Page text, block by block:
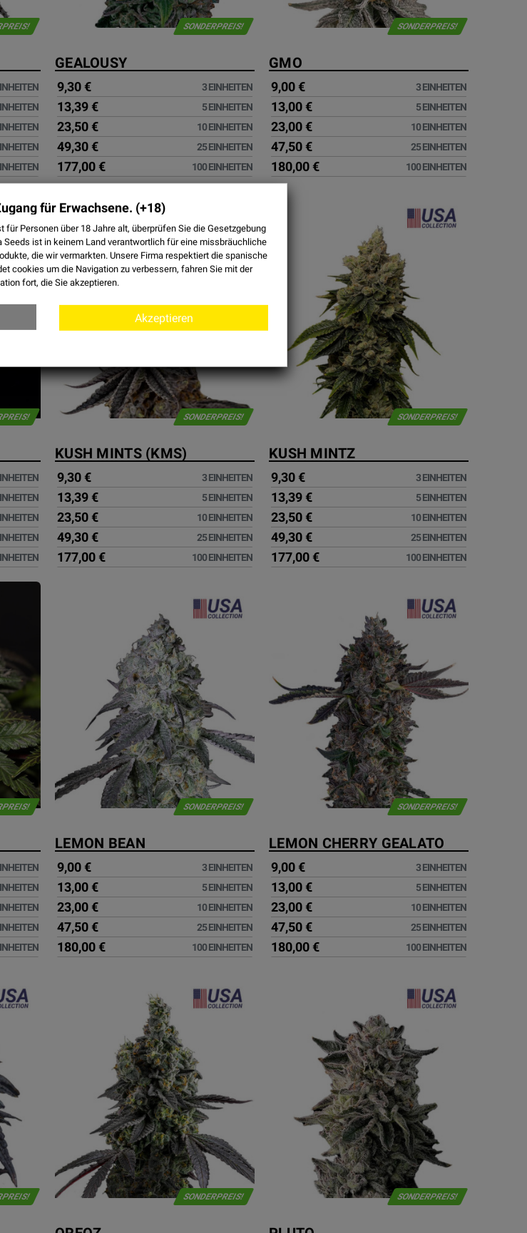
SONDERPREIS!
GEALOUSY
9,30 € 3 EINHEITEN
13,39 € 5 EINHEITEN
23,50 € 10 EINHEITEN
49,30 € 25 EINHEITEN
177,00 € 100 EINHEITEN
SONDERPREIS!
GMO
9,00 € 3 EINHEITEN
13,00 € 5 EINHEITEN
23,00 € 10 EINHEITEN
47,50 € 25 EINHEITEN
180,00 € 100 EINHEITEN
SONDERPREIS!
KUSH MINTS (KMS)
9,30 € 3 EINHEITEN
13,39 € 5 EINHEITEN
23,50 € 10 EINHEITEN
49,30 € 25 EINHEITEN
177,00 € 100 EINHEITEN
SONDERPREIS!
KUSH MINTZ
9,30 € 3 EINHEITEN
13,39 € 5 EINHEITEN
23,50 € 10 EINHEITEN
49,30 € 25 EINHEITEN
177,00 € 100 EINHEITEN
SONDERPREIS!
LEMON BEAN
9,00 € 3 EINHEITEN
13,00 € 5 EINHEITEN
23,00 € 10 EINHEITEN
47,50 € 25 EINHEITEN
180,00 € 100 EINHEITEN
SONDERPREIS!
LEMON CHERRY GEALATO
9,00 € 3 EINHEITEN
13,00 € 5 EINHEITEN
23,00 € 10 EINHEITEN
47,50 € 25 EINHEITEN
180,00 € 100 EINHEITEN
SONDERPREIS! SONDERPREIS!
für Erwachsene. (+18)
für Personen über 18 Jahre alt, überprüfen Sie die Gesetzgebung
Seeds ist in keinem Land verantwortlich für eine missbräuchliche
die wir vermarkten. Unsere Firma respektiert die spanische
cookies um die Navigation zu verbessern, fahren Sie mit der
fort, die Sie akzeptieren.
Akzeptieren